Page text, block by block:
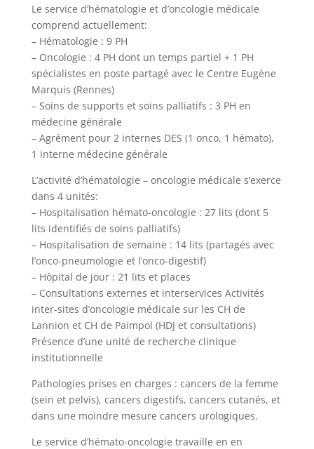
Le service d’hématologie et d’oncologie médicale
comprend actuellement:
– Hématologie : 9 PH
– Oncologie : 4 PH dont un temps partiel + 1 PH
spécialistes en poste partagé avec le Centre Eugène
Marquis (Rennes)
– Soins de supports et soins palliatifs : 3 PH en
médecine générale
– Agrément pour 2 internes DES (1 onco, 1 hémato),
1 interne médecine générale
L’activité d’hématologie – oncologie médicale s’exerce
dans 4 unités:
– Hospitalisation hémato-oncologie : 27 lits (dont 5
lits identifiés de soins palliatifs)
– Hospitalisation de semaine : 14 lits (partagés avec
l’onco-pneumologie et l’onco-digestif)
– Hôpital de jour : 21 lits et places
– Consultations externes et interservices Activités
inter-sites d’oncologie médicale sur les CH de
Lannion et CH de Paimpol (HDJ et consultations)
Présence d’une unité de recherche clinique
institutionnelle
Pathologies prises en charges : cancers de la femme
(sein et pelvis), cancers digestifs, cancers cutanés, et
dans une moindre mesure cancers urologiques.
Le service d’hémato-oncologie travaille en en